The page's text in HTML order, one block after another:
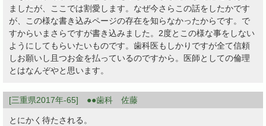
ましたが、ここでは割愛します。なぜ今さらこの話をしたかです
が、この様な書き込みページの存在を知らなかったからです。で
すからいまさらですが書き込みました。2度とこの様な事をしない
ようにしてもらいたいものです。歯科医もしかりですが全て信頼
しお願いし且つお金を払っているのですから。医師としての倫理
とはなんぞやと思います。
[三重県2017年-65] ●●歯科 佐藤
とにかく待たされる。